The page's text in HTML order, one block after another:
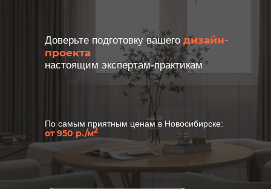
По самым приятным ценам в Новосибирске:
от 950 р./м2
Доверьте подготовку вашегодизайн-
проекта
настоящим экспертам-практикам